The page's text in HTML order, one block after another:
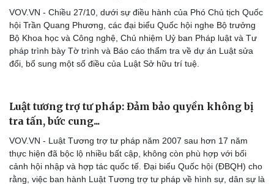
VOV.VN - Chiều 27/10, dưới sự điều hành của Phó Chủ tịch Quốc
hội Trần Quang Phương, các đại biểu Quốc hội nghe Bộ trưởng
Bộ Khoa học và Công nghệ, Chủ nhiệm Uỷ ban Pháp luật và Tư
pháp trình bày Tờ trình và Báo cáo thẩm tra về dự án Luật sửa
đổi, bổ sung một số điều của Luật Sở hữu trí tuệ.
Luật tương trợ tư pháp: Đảm bảo quyền không bị
tra tấn, bức cung...
VOV.VN - Luật Tương trợ tư pháp năm 2007 sau hơn 17 năm
thực hiện đã bộc lộ nhiều bất cập, không còn phù hợp với bối
cảnh hội nhập và hợp tác quốc tế. Đại biểu Quốc hội (ĐBQH) cho
rằng, việc ban hành Luật Tương trợ tư pháp về hình sự, dân sự là